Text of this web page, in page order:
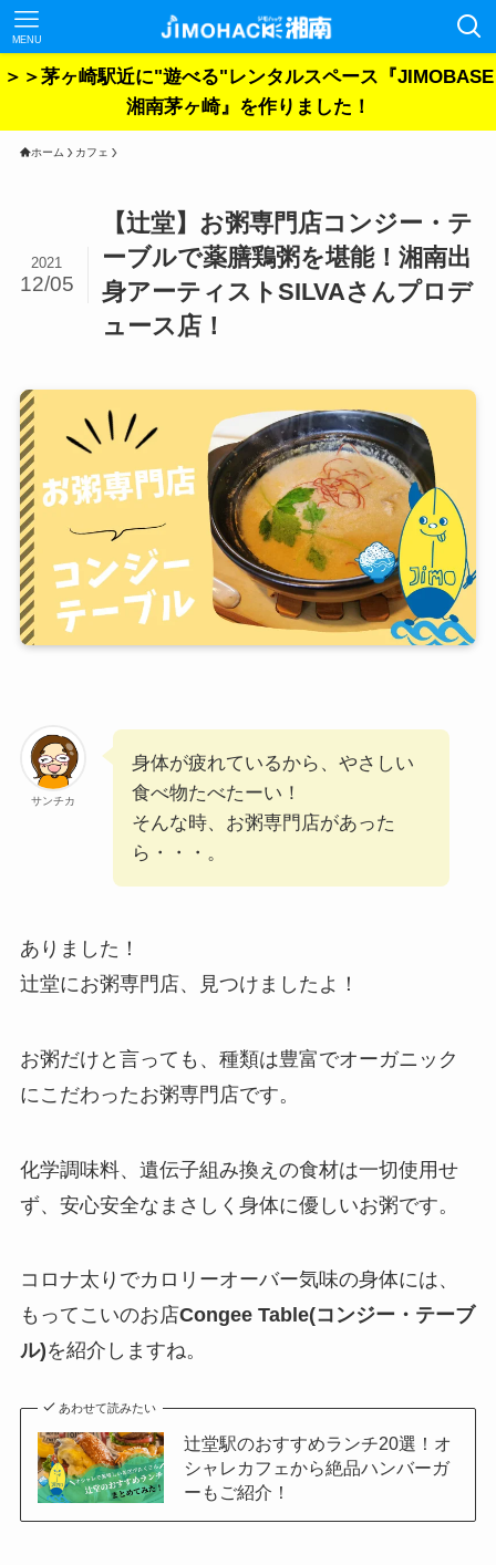
MENU
＞＞茅ヶ崎駅近に"遊べる"レンタルスペース『JIMOBASE
湘南茅ヶ崎』を作りました！
ホーム カフェ
【辻堂】お粥専門店コンジー・テ
ーブルで薬膳鶏粥を堪能！湘南出
身アーティストSILVAさんプロデ
ュース店！
2021
12/05
サンチカ
身体が疲れているから、やさしい
食べ物たべたーい！
そんな時、お粥専門店があった
ら・・・。
ありました！
辻堂にお粥専門店、見つけましたよ！
お粥だけと言っても、種類は豊富でオーガニック
にこだわったお粥専門店です。
化学調味料、遺伝子組み換えの食材は一切使用せ
ず、安心安全なまさしく身体に優しいお粥です。
コロナ太りでカロリーオーバー気味の身体には、
もってこいのお店Congee Table(コンジー・テーブ
ル)を紹介しますね。
あわせて読みたい
辻堂駅のおすすめランチ20選！オ
シャレカフェから絶品ハンバーガ
ーもご紹介！